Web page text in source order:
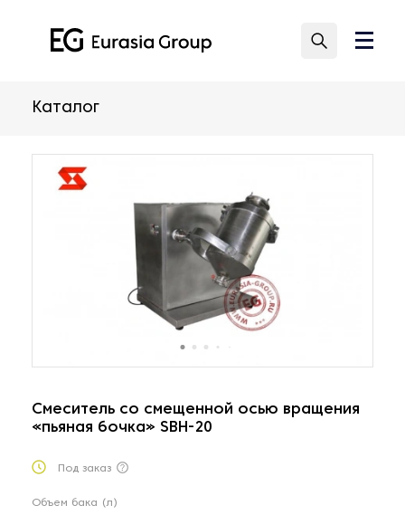
Каталог
Смеситель со смещенной осью вращения
«пьяная бочка» SBH-20
Под заказ
Объем бака (л)